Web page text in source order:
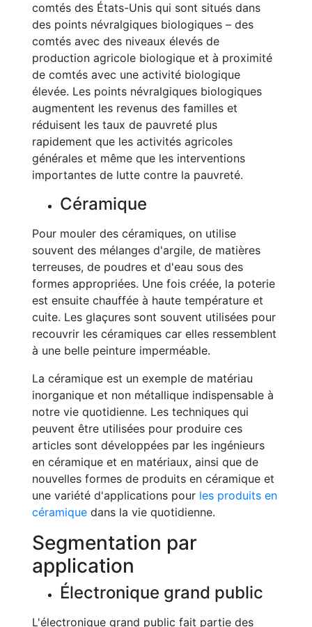
comtés des États-Unis qui sont situés dans
des points névralgiques biologiques – des
comtés avec des niveaux élevés de
production agricole biologique et à proximité
de comtés avec une activité biologique
élevée. Les points névralgiques biologiques
augmentent les revenus des familles et
réduisent les taux de pauvreté plus
rapidement que les activités agricoles
générales et même que les interventions
importantes de lutte contre la pauvreté.
Céramique
Pour mouler des céramiques, on utilise
souvent des mélanges d'argile, de matières
terreuses, de poudres et d'eau sous des
formes appropriées. Une fois créée, la poterie
est ensuite chauffée à haute température et
cuite. Les glaçures sont souvent utilisées pour
recouvrir les céramiques car elles ressemblent
à une belle peinture imperméable.
La céramique est un exemple de matériau
inorganique et non métallique indispensable à
notre vie quotidienne. Les techniques qui
peuvent être utilisées pour produire ces
articles sont développées par les ingénieurs
en céramique et en matériaux, ainsi que de
nouvelles formes de produits en céramique et
une variété d'applications pour les produits en
céramique dans la vie quotidienne.
Segmentation par
application
Électronique grand public
L'électronique grand public fait partie des